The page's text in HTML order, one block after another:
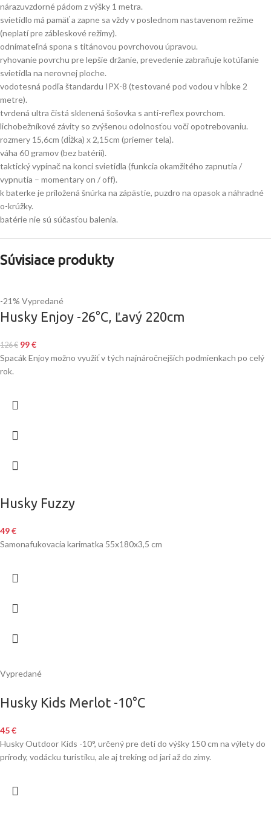
nárazuvzdorné pádom z výšky 1 metra.
svietidlo má pamäť a zapne sa vždy v poslednom nastavenom režime
(neplatí pre zábleskové režimy).
odnímateľná spona s titánovou povrchovou úpravou.
ryhovanie povrchu pre lepšie držanie, prevedenie zabraňuje kotúľanie
svietidla na nerovnej ploche.
vodotesná podľa štandardu IPX-8 (testované pod vodou v hĺbke 2
metre).
tvrdená ultra čistá sklenená šošovka s anti-reflex povrchom.
lichobežníkové závity so zvýšenou odolnosťou voči opotrebovaniu.
rozmery 15,6cm (dĺžka) x 2,15cm (priemer tela).
váha 60 gramov (bez batérií).
taktický vypínač na konci svietidla (funkcia okamžitého zapnutia /
vypnutia – momentary on / off).
k baterke je priložená šnúrka na zápästie, puzdro na opasok a náhradné
o-krúžky.
batérie nie sú súčasťou balenia.
Súvisiace produkty
-21% Vypredané
Husky Enjoy -26°C, Ľavý 220cm
126€ 99€
Spacák Enjoy možno využiť v tých najnáročnejších podmienkach po celý
rok.
Husky Fuzzy
49€
Samonafukovacia karimatka 55x180x3,5 cm
Vypredané
Husky Kids Merlot -10°C
45€
Husky Outdoor Kids -10°, určený pre deti do výšky 150 cm na výlety do
prírody, vodácku turistiku, ale aj treking od jari až do zimy.